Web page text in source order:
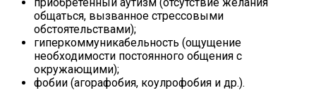
приобретенный аутизм (отсутствие желания
общаться, вызванное стрессовыми
обстоятельствами);
гиперкоммуникабельность (ощущение
необходимости постоянного общения с
окружающими);
фобии (агорафобия, коулрофобия и др.).